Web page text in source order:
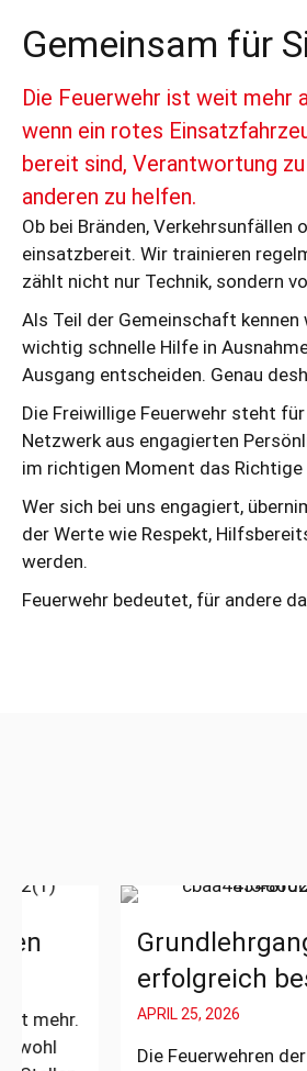
Gemeinsam für
Die Feuerwehr ist weit mehr
wenn ein rotes
bereit sind, Verantwortung
anderen zu helfen.
Ob bei Bränden,
einsatzbereit. Wir trainieren
zählt nicht nur Technik, sondern
Als Teil der Gemeinschaft kennen
wichtig schnelle Hilfe in
Ausgang entscheiden. Genau
Die Freiwillige Feuerwehr steht
Netzwerk aus engagierten
im richtigen Moment das Richtige
Wer sich bei uns engagiert,
der Werte wie Respekt,
werden.
Feuerwehr bedeutet, für andere
Brennt
Einsatznummer:
Alarmzeit:
Einsatzort:
Ring
Grundlehrgang
erfolgreich
APRIL 25, 2026
Die Feuerwehren der Städte